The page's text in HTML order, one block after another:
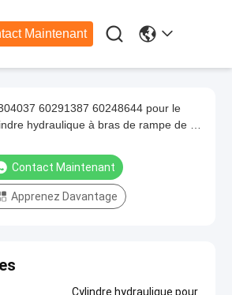
Maintenant 
60291387 60248644 pour le
hydraulique à bras de rampe de la
Contact Maintenant
Apprenez Davantage
Cylindre hydraulique pour